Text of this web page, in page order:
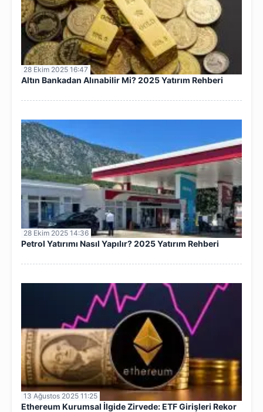
28 Ekim 2025 16:47
Altın Bankadan Alınabilir Mi? 2025 Yatırım Rehberi
28 Ekim 2025 14:36
Petrol Yatırımı Nasıl Yapılır? 2025 Yatırım Rehberi
13 Ağustos 2025 11:25
Ethereum Kurumsal İlgide Zirvede: ETF Girişleri Rekor